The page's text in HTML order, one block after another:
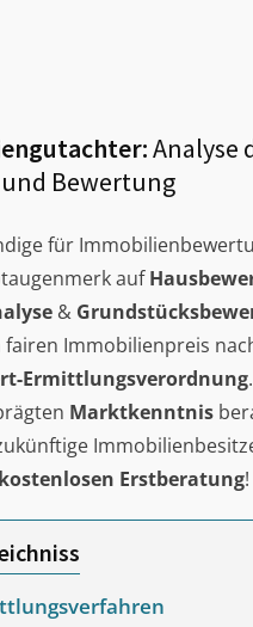
Analyse
Bewertung
für
auf
&
Immobilienpreis
Ermittlungsverordnung
Marktkenntnis
kostenlosen Erstberatung!